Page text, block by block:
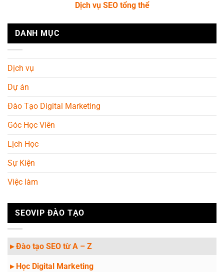
Dịch vụ SEO tổng thể
DANH MỤC
Dịch vụ
Dự án
Đào Tạo Digital Marketing
Góc Học Viên
Lịch Học
Sự Kiện
Việc làm
SEOVIP ĐÀO TẠO
▸ Đào tạo SEO từ A – Z
▸ Học Digital Marketing